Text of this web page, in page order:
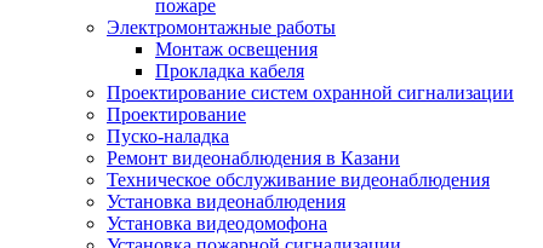
пожаре
Электромонтажные работы
Монтаж освещения
Прокладка кабеля
Проектирование систем охранной сигнализации
Проектирование
Пуско-наладка
Ремонт видеонаблюдения в Казани
Техническое обслуживание видеонаблюдения
Установка видеонаблюдения
Установка видеодомофона